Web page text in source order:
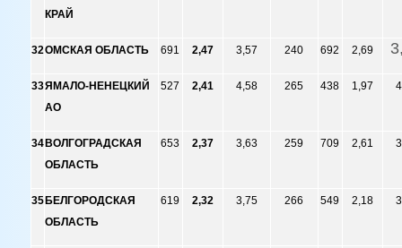
КРАЙ
32ОМСКАЯ ОБЛАСТЬ 691 2,47 3,57 240 692 2,69
33ЯМАЛО-НЕНЕЦКИЙ
АО
527 2,41 4,58 265 438 1,97
34 ВОЛГОГРАДСКАЯ
ОБЛАСТЬ
653 2,37 3,63 259 709 2,61
35 БЕЛГОРОДСКАЯ
ОБЛАСТЬ
619 2,32 3,75 266 549 2,18